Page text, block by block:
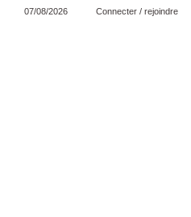
07/08/2026 Connecter / rejoindre